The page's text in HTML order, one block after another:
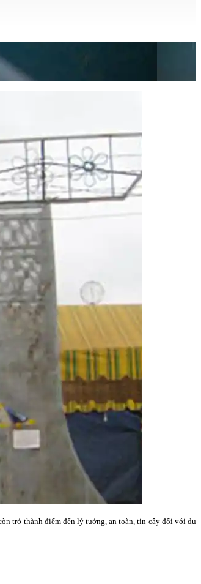
trở thành điểm đến lý tưởng, an toàn, tin cậy đối với du